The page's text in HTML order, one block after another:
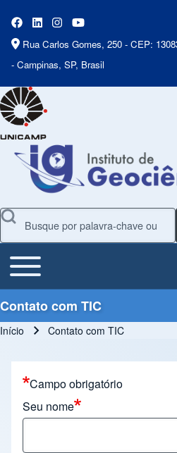
Rua Carlos Gomes, 250 - CEP:
- Campinas, SP, Brasil
Search
Main Menu
Toggle main menu
Contato com TIC
Início Contato com TIC
Campo obrigatório
Seu nome